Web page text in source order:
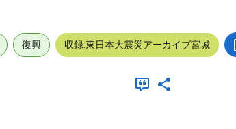
復興 収録:東日本大震災アーカイブ宮城